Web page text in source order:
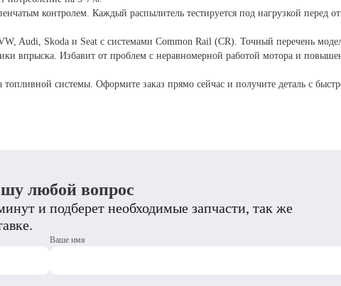
контролем. Каждый распылитель тестируется под нагрузкой перед
Audi, Skoda и Seat с системами Common Rail (CR). Точный перечень
впрыска. Избавит от проблем с неравномерной работой мотора и
топливной системы. Оформите заказ прямо сейчас и получите деталь с
любой вопрос
и подберет необходимые запчасти, так же
Ваше имя